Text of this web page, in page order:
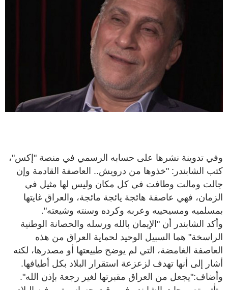
وفي تدوينة نشرها على حسابه الرسمي في منصة "إكس"،
كتب الشابندر: "خذوها من درويش.. العاصفة القادمة وإن
جالت ومالت وطافت في كل مكان وليس لها مثيل في
الزمان، فهي عاصفة هائجة يائجة مائجة، والعراق غايتها
بمسلميه ومسيحييه وعربه وكرده وسنته وشيعته".
وأكد الشابندر أن "الإيمان بالله ورسله والحصانة الوطنية
الراسخة" هما السبيل الوحيد لحماية العراق من هذه
العاصفة الغامضة، التي لم يوضح طبيعتها أو مصدرها، لكنه
أشار إلى أنها تهدف لزعزعة استقرار البلاد بكل أطيافها.
وأضاف:"يجعل من العراق مقبرتها لغير رجعة بإذن الله".